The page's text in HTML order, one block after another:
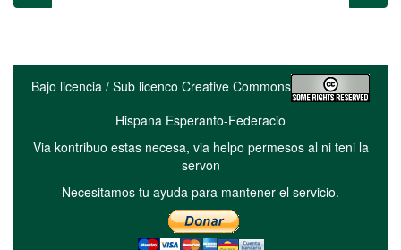
Bajo licencia / Sub licenco Creative Commons
Hispana Esperanto-Federacio
Via kontribuo estas necesa, via helpo permesos al ni teni la
servon
Necesitamos tu ayuda para mantener el servicio.